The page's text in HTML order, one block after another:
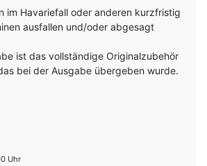
im Havariefall oder anderen kurzfristig
ausfallen und/oder abgesagt
ist das vollständige Originalzubehör
bei der Ausgabe übergeben wurde.